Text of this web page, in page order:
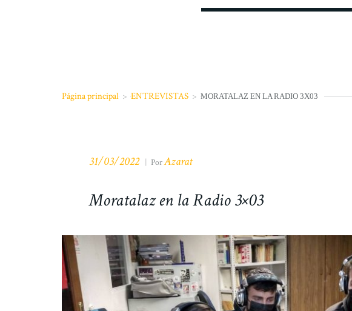
Página principal > ENTREVISTAS > MORATALAZ EN LA RADIO 3X03
31/03/2022 | PorAzarat
Moratalaz en la Radio 3×03